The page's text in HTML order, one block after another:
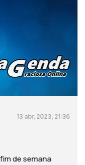
13 abr, 2023, 21:36
de semana